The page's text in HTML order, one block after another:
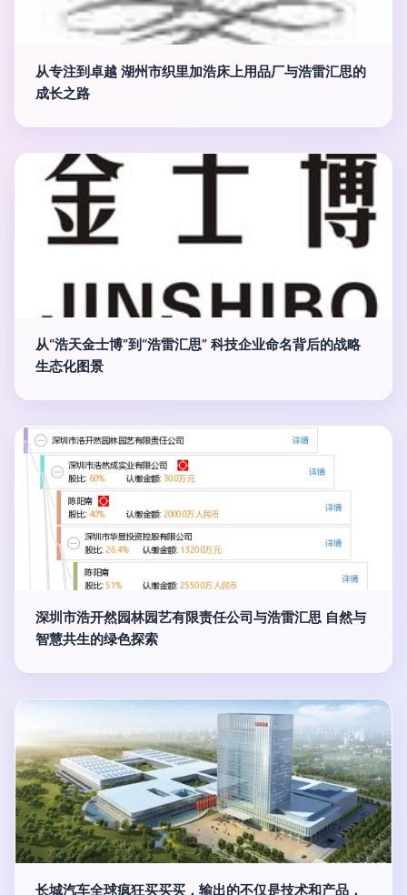
从专注到卓越 湖州市织里加浩床上用品厂与浩雷汇思的
成长之路
从“浩天金士博”到“浩雷汇思” 科技企业命名背后的战略
生态化图景
深圳市浩开然园林园艺有限责任公司与浩雷汇思 自然与
智慧共生的绿色探索
长城汽车全球疯狂买买买，输出的不仅是技术和产品，